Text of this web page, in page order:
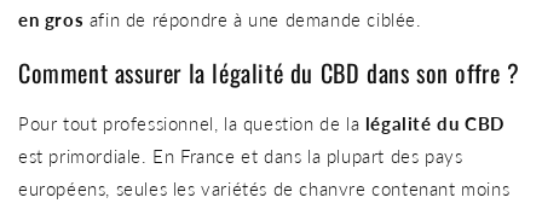
en gros afin de répondre à une demande ciblée.
Comment assurer la légalité du CBD dans son offre ?
Pour tout professionnel, la question de la légalité du CBD
est primordiale. En France et dans la plupart des pays
européens, seules les variétés de chanvre contenant moins